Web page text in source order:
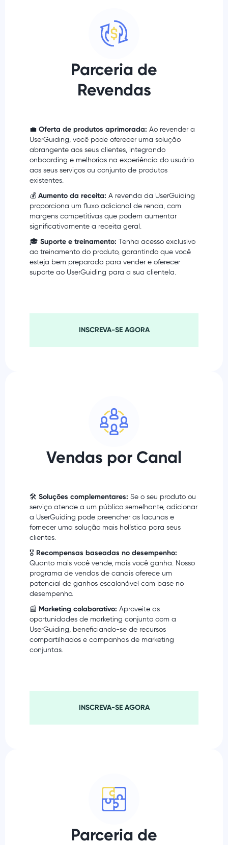
Parceria de
Revendas
💼 Oferta de produtos aprimorada: Ao revender a
UserGuiding, você pode oferecer uma solução
abrangente aos seus clientes, integrando
onboarding e melhorias na experiência do usuário
aos seus serviços ou conjunto de produtos
existentes.
💰 Aumento da receita: A revenda da UserGuiding
proporciona um fluxo adicional de renda, com
margens competitivas que podem aumentar
significativamente a receita geral.
🎓 Suporte e treinamento: Tenha acesso exclusivo
ao treinamento do produto, garantindo que você
esteja bem preparado para vender e oferecer
suporte ao UserGuiding para a sua clientela.
INSCREVA-SE AGORA
Vendas por Canal
🛠 Soluções complementares: Se o seu produto ou
serviço atende a um público semelhante, adicionar
a UserGuiding pode preencher as lacunas e
fornecer uma solução mais holística para seus
clientes.
🎖 Recompensas baseadas no desempenho:
Quanto mais você vende, mais você ganha. Nosso
programa de vendas de canais oferece um
potencial de ganhos escalonável com base no
desempenho.
📰 Marketing colaborativo: Aproveite as
oportunidades de marketing conjunto com a
UserGuiding, beneficiando-se de recursos
compartilhados e campanhas de marketing
conjuntas.
INSCREVA-SE AGORA
Parceria de